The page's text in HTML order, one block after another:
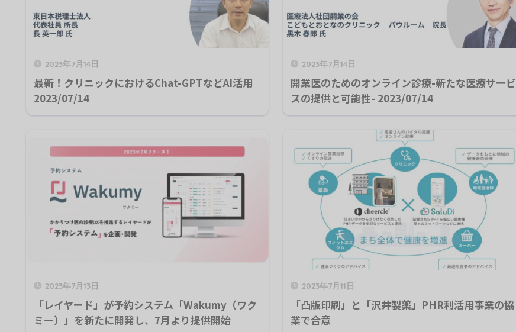
2023年7月14日
最新！クリニックにおけるChat-GPTなどAI活用
2023/07/14
2023年7月14日
開業医のためのオンライン診療-新たな医療サービ
スの提供と可能性- 2023/07/14
2023年7月13日
「レイヤード」が予約システム「Wakumy（ワク
ミー）」を新たに開発し、7月より提供開始
2023年7月11日
「凸版印刷」と「沢井製薬」PHR利活用事業の協
業で合意